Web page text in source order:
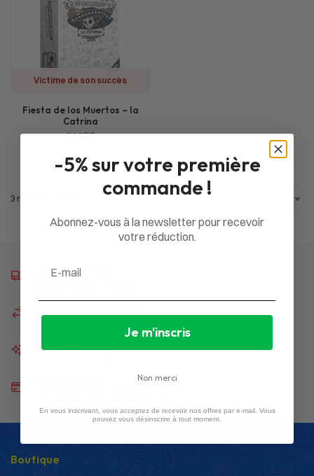
Victime de son succès
Fiesta de los Muertos – la
Catrina
14,20€
3 résultats affichés
Livraison offerte
Expédition rapide
Paiement 100 % sécurisé
Boutique
-5% sur votre première
commande !
Abonnez-vous à la newsletter pour recevoir
votre réduction.
Je m'inscris
Non merci
En vous inscrivant, vous acceptez de recevoir nos offres par e-mail. Vous
pouvez vous désinscrire à tout moment.